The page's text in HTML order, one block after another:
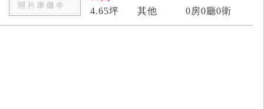
4.65坪 其他 0房0廳0衛